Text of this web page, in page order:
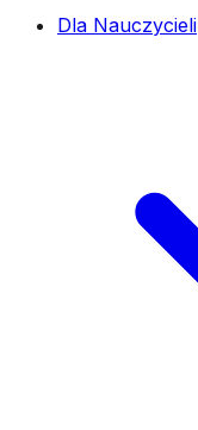
Dla Nauczycieli